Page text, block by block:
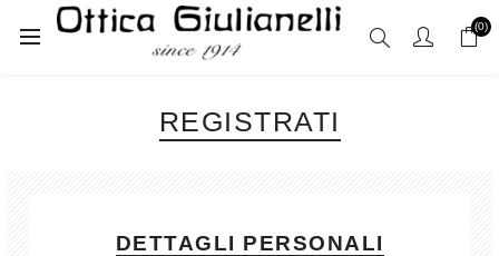
(0)
REGISTRATI
DETTAGLI PERSONALI